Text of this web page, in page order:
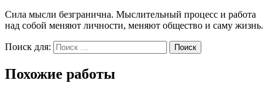
Сила мысли безгранична. Мыслительный процесс и работа
над собой меняют личности, меняют общество и саму жизнь.
Поиск для: Поиск
Похожие работы